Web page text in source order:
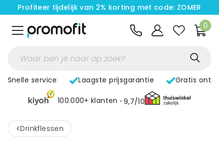
Profiteer tijdelijk van 2% korting met code: ZOMER
0
Snelle service Laagste prijsgarantie Gratis
100.000+ klanten 9,7/10
< Drinkflessen